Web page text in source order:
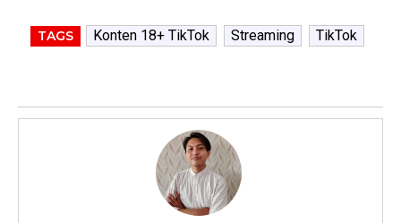
TAGS Konten 18+ TikTok Streaming TikTok